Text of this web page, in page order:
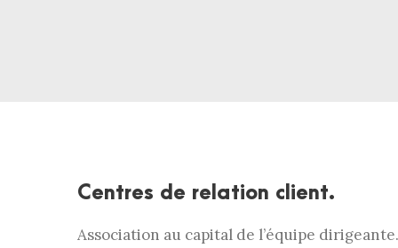
Centres de relation client.
Association au capital de l’équipe dirigeante.